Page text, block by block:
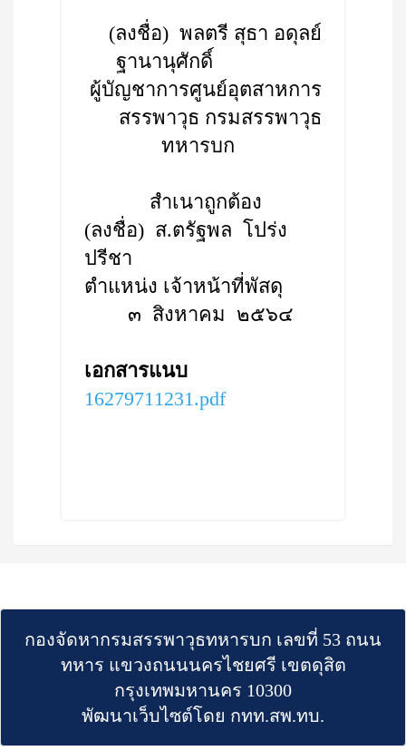
(ลงชื่อ) พลตรี สุธา อดุลย์
ฐานานุศักดิ์
ผู้บัญชาการศูนย์อุตสาหการ
สรรพาวุธ กรมสรรพาวุธ
ทหารบก
สำเนาถูกต้อง
(ลงชื่อ) ส.ตรัฐพล โปร่ง
ปรีชา
ตำแหน่ง เจ้าหน้าที่พัสดุ
๓ สิงหาคม ๒๕๖๔
เอกสารแนบ
16279711231.pdf
กองจัดหากรมสรรพาวุธทหารบก เลขที่ 53 ถนน
ทหาร แขวงถนนนครไชยศรี เขตดุสิต
กรุงเทพมหานคร 10300
พัฒนาเว็บไซต์โดย กทท.สพ.ทบ.